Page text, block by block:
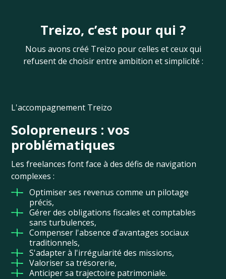
Treizo, c’est pour qui ?
Nous avons créé Treizo pour celles et ceux qui
refusent de choisir entre ambition et simplicité :
L'accompagnement Treizo
Solopreneurs : vos
problématiques
Les freelances font face à des défis de navigation
complexes :
Optimiser ses revenus comme un pilotage
précis,
Gérer des obligations fiscales et comptables
sans turbulences,
Compenser l'absence d'avantages sociaux
traditionnels,
S'adapter à l'irrégularité des missions,
Valoriser sa trésorerie,
Anticiper sa trajectoire patrimoniale.